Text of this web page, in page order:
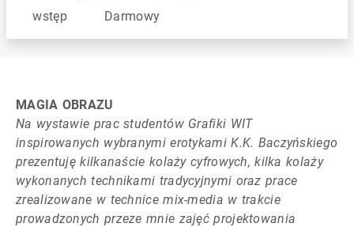
wstęp
Darmowy
MAGIA OBRAZU
Na wystawie prac studentów Grafiki WIT
inspirowanych wybranymi erotykami K.K. Baczyńskiego
prezentuję kilkanaście kolaży cyfrowych, kilka kolaży
wykonanych technikami tradycyjnymi oraz prace
zrealizowane w technice mix-media w trakcie
prowadzonych przeze mnie zajęć projektowania